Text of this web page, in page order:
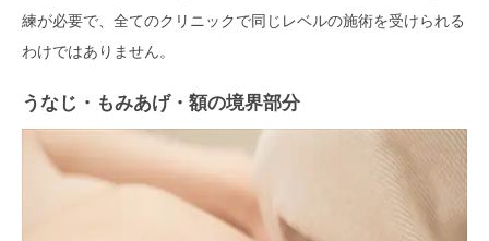
練が必要で、全てのクリニックで同じレベルの施術を受けられる
わけではありません。
うなじ・もみあげ・額の境界部分